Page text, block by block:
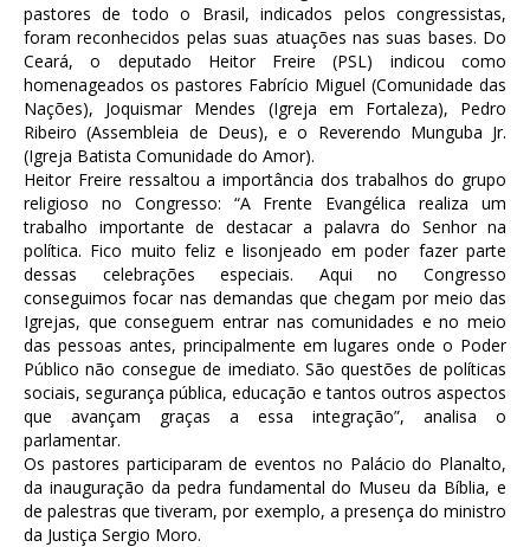
pastores de todo o Brasil, indicados pelos congressistas,
foram reconhecidos pelas suas atuações nas suas bases. Do
Ceará, o deputado Heitor Freire (PSL) indicou como
homenageados os pastores Fabrício Miguel (Comunidade das
Nações), Joquismar Mendes (Igreja em Fortaleza), Pedro
Ribeiro (Assembleia de Deus), e o Reverendo Munguba Jr.
(Igreja Batista Comunidade do Amor).
Heitor Freire ressaltou a importância dos trabalhos do grupo
religioso no Congresso: “A Frente Evangélica realiza um
trabalho importante de destacar a palavra do Senhor na
política. Fico muito feliz e lisonjeado em poder fazer parte
dessas celebrações especiais. Aqui no Congresso
conseguimos focar nas demandas que chegam por meio das
Igrejas, que conseguem entrar nas comunidades e no meio
das pessoas antes, principalmente em lugares onde o Poder
Público não consegue de imediato. São questões de políticas
sociais, segurança pública, educação e tantos outros aspectos
que avançam graças a essa integração”, analisa o
parlamentar.
Os pastores participaram de eventos no Palácio do Planalto,
da inauguração da pedra fundamental do Museu da Bíblia, e
de palestras que tiveram, por exemplo, a presença do ministro
da Justiça Sergio Moro.